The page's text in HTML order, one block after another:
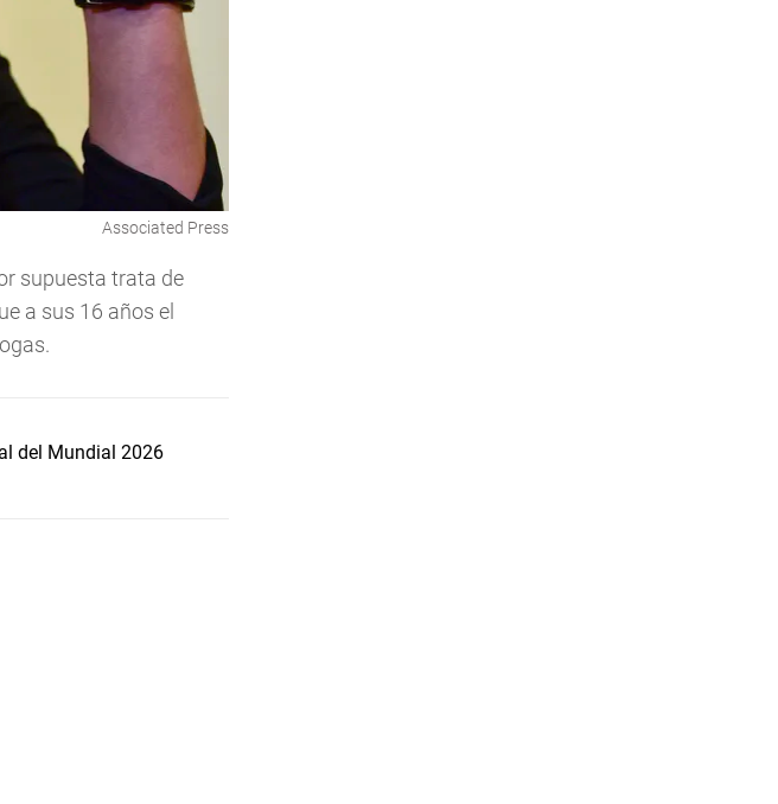
Associated Press
supuesta trata de
a sus 16 años el
del Mundial 2026